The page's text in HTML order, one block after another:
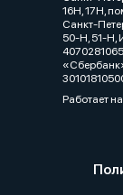
16Н, 17Н,
Санкт-
50-Н, 51-Н,
Работает